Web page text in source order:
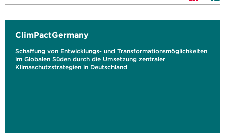
ClimPactGermany
Schaffung von Entwicklungs- und Transformationsmöglichkeiten
im Globalen Süden durch die Umsetzung zentraler
Klimaschutzstrategien in Deutschland